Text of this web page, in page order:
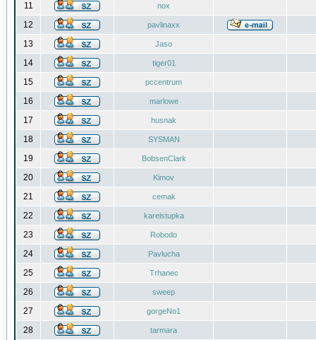
11 nox
12 pavlinaxx
13 Jaso
14 tiger01
15 pccentrum
16 marlowe
17 husnak
18 SYSMAN
19 BobsenClark
20 Kimov
21 cemak
22 karelstupka
23 Robodo
24 Pavlucha
25 Trhanec
26 sweep
27 gorgeNo1
28 tarmara